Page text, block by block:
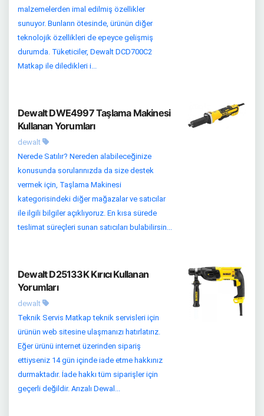
malzemelerden imal edilmiş özellikler
sunuyor. Bunların ötesinde, ürünün diğer
teknolojik özellikleri de epeyce gelişmiş
durumda. Tüketiciler, Dewalt DCD700C2
Matkap ile diledikleri i...
Dewalt DWE4997 Taşlama Makinesi
Kullanan Yorumları
dewalt
Nerede Satılır? Nereden alabileceğinize
konusunda sorularınızda da size destek
vermek için, Taşlama Makinesi
kategorisindeki diğer mağazalar ve satıcılar
ile ilgili bilgiler açıklıyoruz. En kısa sürede
teslimat süreçleri sunan satıcıları bulabilirsin...
Dewalt D25133K Kırıcı Kullanan
Yorumları
dewalt
Teknik Servis Matkap teknik servisleri için
ürünün web sitesine ulaşmanızı hatırlatırız.
Eğer ürünü internet üzerinden sipariş
ettiyseniz 14 gün içinde iade etme hakkınız
durmaktadır. İade hakkı tüm siparişler için
geçerli değildir. Arızalı Dewal...